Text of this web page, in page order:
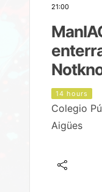
21:00
14 hours
Colegio
Aigües